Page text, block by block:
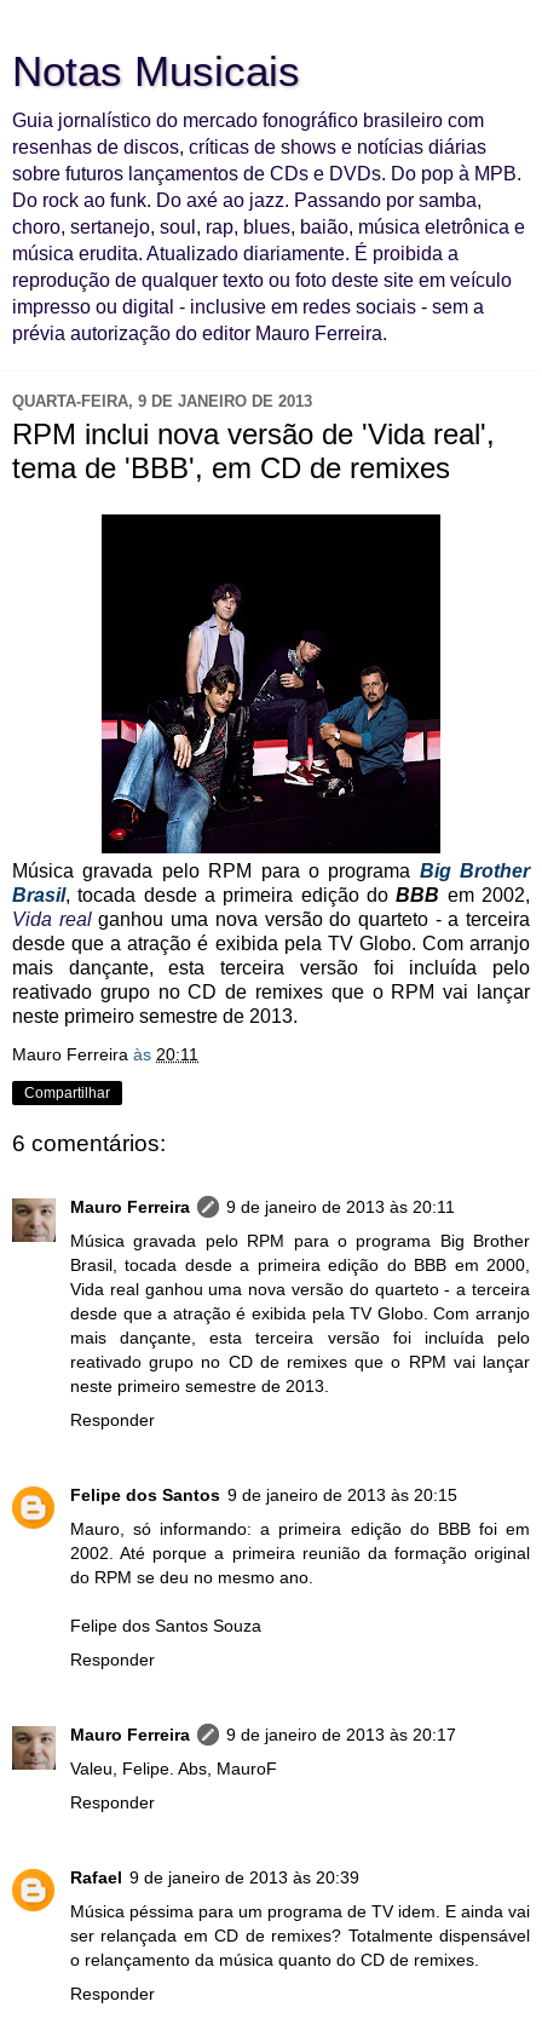
Notas Musicais
Guia jornalístico do mercado fonográfico brasileiro com
resenhas de discos, críticas de shows e notícias diárias
sobre futuros lançamentos de CDs e DVDs. Do pop à MPB.
Do rock ao funk. Do axé ao jazz. Passando por samba,
choro, sertanejo, soul, rap, blues, baião, música eletrônica e
música erudita. Atualizado diariamente. É proibida a
reprodução de qualquer texto ou foto deste site em veículo
impresso ou digital - inclusive em redes sociais - sem a
prévia autorização do editor Mauro Ferreira.
QUARTA-FEIRA, 9 DE JANEIRO DE 2013
RPM inclui nova versão de 'Vida real',
tema de 'BBB', em CD de remixes
Música gravada pelo RPM para o programa Big Brother
Brasil, tocada desde a primeira edição doBBB em 2002,
Vida realganhou uma nova versão do quarteto - a terceira
desde que a atração é exibida pela TV Globo. Com arranjo
mais dançante, esta terceira versão foi incluída pelo
reativado grupo no CD de remixes que o RPM vai lançar
neste primeiro semestre de 2013.
Mauro Ferreira às 20:11
Compartilhar
6 comentários:
Mauro Ferreira
9 de janeiro de 2013 às 20:11
Música gravada pelo RPM para o programa Big Brother
Brasil, tocada desde a primeira edição do BBB em 2000,
Vida real ganhou uma nova versão do quarteto - a terceira
desde que a atração é exibida pela TV Globo. Com arranjo
mais dançante, esta terceira versão foi incluída pelo
reativado grupo no CD de remixes que o RPM vai lançar
neste primeiro semestre de 2013.
Responder
Felipe dos Santos 9 de janeiro de 2013 às 20:15
Mauro, só informando: a primeira edição do BBB foi em
2002. Até porque a primeira reunião da formação original
do RPM se deu no mesmo ano.
Felipe dos Santos Souza
Responder
Mauro Ferreira
9 de janeiro de 2013 às 20:17
Valeu, Felipe. Abs, MauroF
Responder
Rafael 9 de janeiro de 2013 às 20:39
Música péssima para um programa de TV idem. E ainda vai
ser relançada em CD de remixes? Totalmente dispensável
o relançamento da música quanto do CD de remixes.
Responder